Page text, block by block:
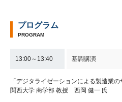
プログラム
PROGRAM
13:00～13:40 基調講演
「デジタライゼーションによる製造業の
関西大学 商学部 教授 西岡 健一 氏